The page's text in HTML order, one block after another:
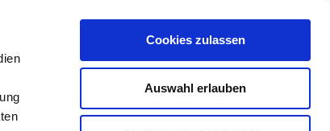
Cookies zulassen
Auswahl erlauben